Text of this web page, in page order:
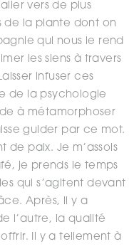
vers de plus
de la plante dont on
qui nous le rend
les siens à travers
infuser ces
de la psychologie
à métamorphoser
guider par ce mot.
de paix. Je m’assois
je prends le temps
qui s’agitent devant
Après, il y a
l’autre, la qualité
Il y a tellement à